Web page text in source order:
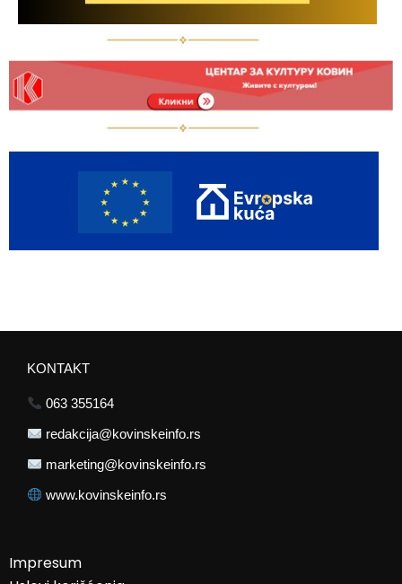
KONTAKT
063 355164
redakcija@kovinskeinfo.rs
marketing@kovinskeinfo.rs
www.kovinskeinfo.rs
Impresum